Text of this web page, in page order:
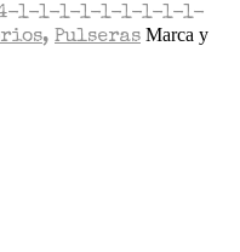
1-1-1-1-1-1-1-1-1-
, Pulseras Marca y